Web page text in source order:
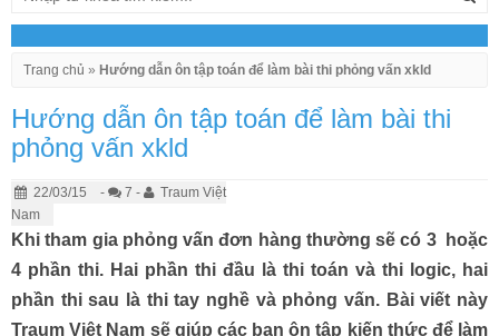
Trang chủ » Hướng dẫn ôn tập toán để làm bài thi phỏng vấn xkld
Hướng dẫn ôn tập toán để làm bài thi
phỏng vấn xkld
22/03/15 - 7 -
Traum Việt
Nam
Khi tham gia phỏng vấn đơn hàng thường sẽ có 3 hoặc
4 phần thi. Hai phần thi đầu là thi toán và thi logic, hai
phần thi sau là thi tay nghề và phỏng vấn. Bài viết này
Traum Việt Nam sẽ giúp các bạn ôn tập kiến thức để làm